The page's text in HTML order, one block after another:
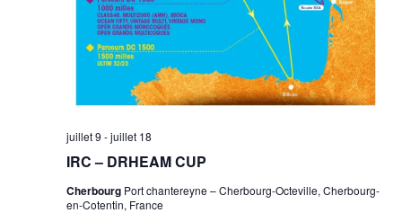
IRC – DRHEAM CUP
juillet 9 -juillet 18
Cherbourg Port chantereyne – Cherbourg-Octeville, Cherbourg-
en-Cotentin, France